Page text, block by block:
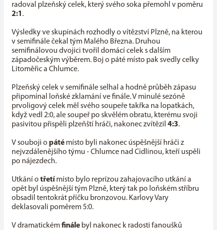
radoval plzeňský celek, který svého soka přemohl v poměru
2:1 .
Výsledky ve skupinách rozhodly o vítězství Plzně, na kterou
v semifinále čekal tým Malého Března. Druhou
semifinálovou dvojici tvořil domácí celek s dalším
západočeským výběrem. Boj o páté místo pak svedly celky
Litoměřic a Chlumce.
Plzeňský celek v semifinále selhal a hodně průběh zápasu
připomínal loňské zklamání ve finále. V minulé sezóně
prvoligový celek měl svého soupeře takřka na lopatkách,
když vedl 2:0, ale soupeř po skvělém obratu, kterému svoji
pasivitou přispěli plzeňští hráči, nakonec zvítězil 4:3.
V souboji o páté místo byli nakonec úspěšnější hráči z
nejvzdálenějšího týmu - Chlumce nad Cidlinou, kteří uspěli
po nájezdech.
Utkání o třetí místo bylo reprízou zahajovacího utkání a
opět byl úspěšnější tým Plzně, který tak po loňském stříbru
obsadil tentokrát příčku bronzovou. Karlovy Vary
deklasovali poměrem 5:0.
V dramatickémfinále byl nakonec k radosti fanoušků